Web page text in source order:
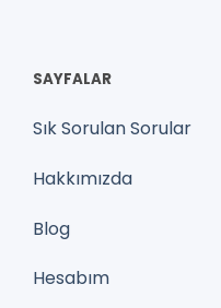
SAYFALAR
Sık Sorulan Sorular
Hakkımızda
Blog
Hesabım